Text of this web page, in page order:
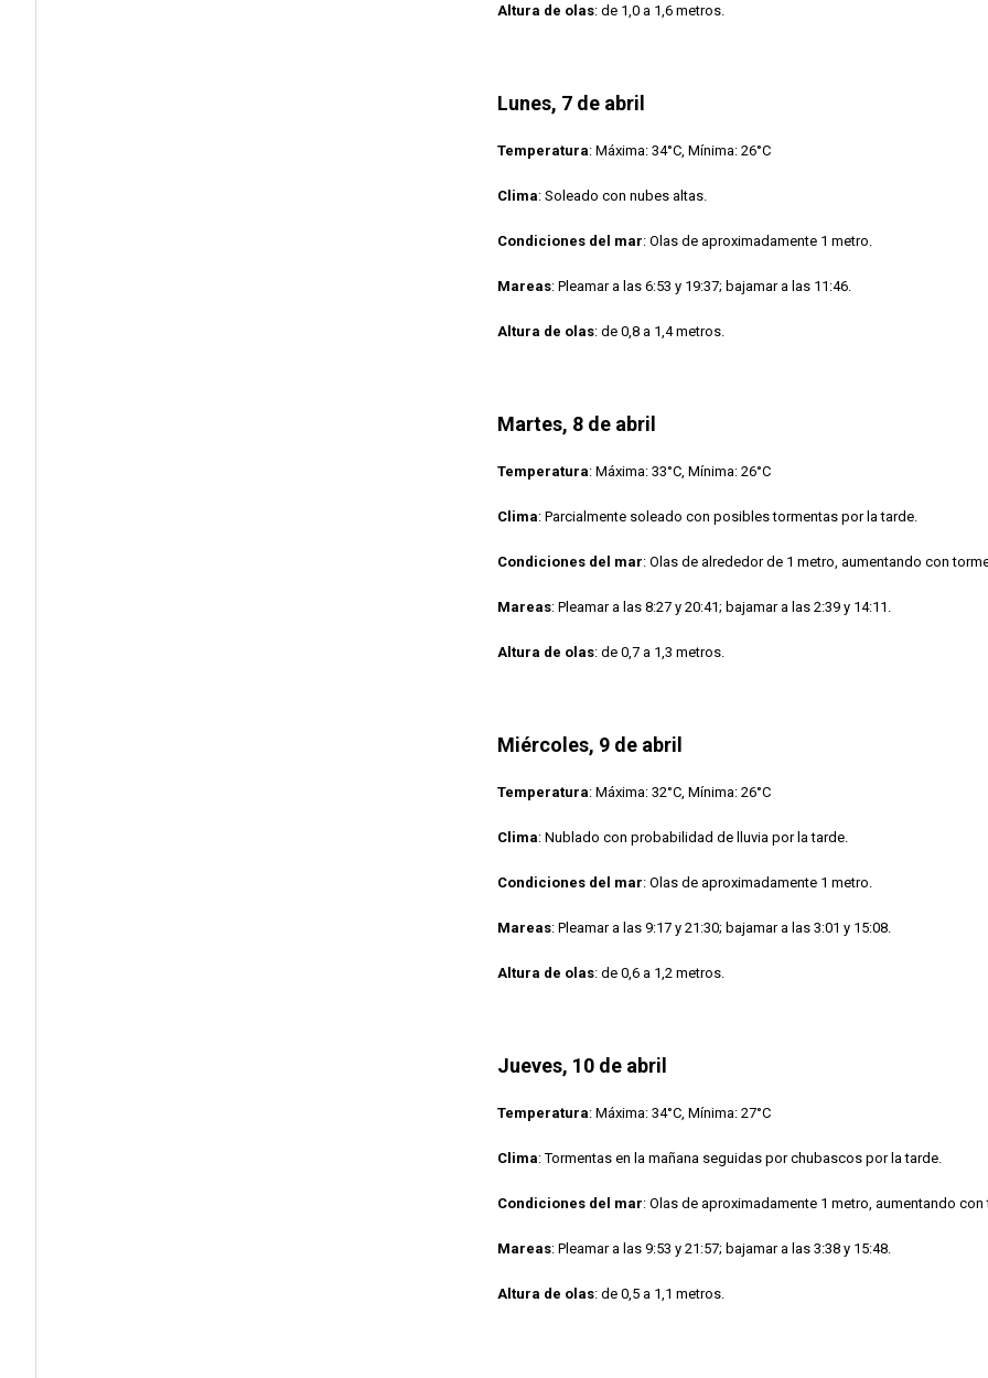
Altura de olas: de 1,0 a 1,6 metros.
Lunes, 7 de abril
Temperatura: Máxima: 34°C, Mínima: 26°C
Clima: Soleado con nubes altas.
Condiciones del mar: Olas de aproximadamente 1 metro.
Mareas: Pleamar a las 6:53 y 19:37; bajamar a las 11:46.
Altura de olas: de 0,8 a 1,4 metros.
Martes, 8 de abril
Temperatura: Máxima: 33°C, Mínima: 26°C
Clima: Parcialmente soleado con posibles tormentas por la tarde.
Condiciones del mar: Olas de alrededor de 1 metro, aumentando con
Mareas: Pleamar a las 8:27 y 20:41; bajamar a las 2:39 y 14:11.
Altura de olas: de 0,7 a 1,3 metros.
Miércoles, 9 de abril
Temperatura: Máxima: 32°C, Mínima: 26°C
Clima: Nublado con probabilidad de lluvia por la tarde.
Condiciones del mar: Olas de aproximadamente 1 metro.
Mareas: Pleamar a las 9:17 y 21:30; bajamar a las 3:01 y 15:08.
Altura de olas: de 0,6 a 1,2 metros.
Jueves, 10 de abril
Temperatura: Máxima: 34°C, Mínima: 27°C
Clima: Tormentas en la mañana seguidas por chubascos por la tarde.
Condiciones del mar: Olas de aproximadamente 1 metro, aumentando
Mareas: Pleamar a las 9:53 y 21:57; bajamar a las 3:38 y 15:48.
Altura de olas: de 0,5 a 1,1 metros.